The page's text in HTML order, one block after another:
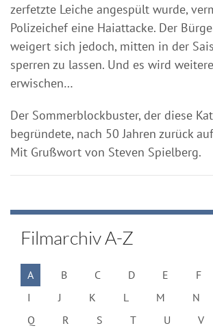
zerfetzte Leiche angespült wurde,
Polizeichef eine Haiattacke. Der
weigert sich jedoch, mitten in der
sperren zu lassen. Und es wird
erwischen…
Der Sommerblockbuster, der diese
begründete, nach 50 Jahren zurück
Mit Grußwort von Steven Spielberg.
Filmarchiv A-Z
A B C D E F
I
J K L M N
Q
R S T U V